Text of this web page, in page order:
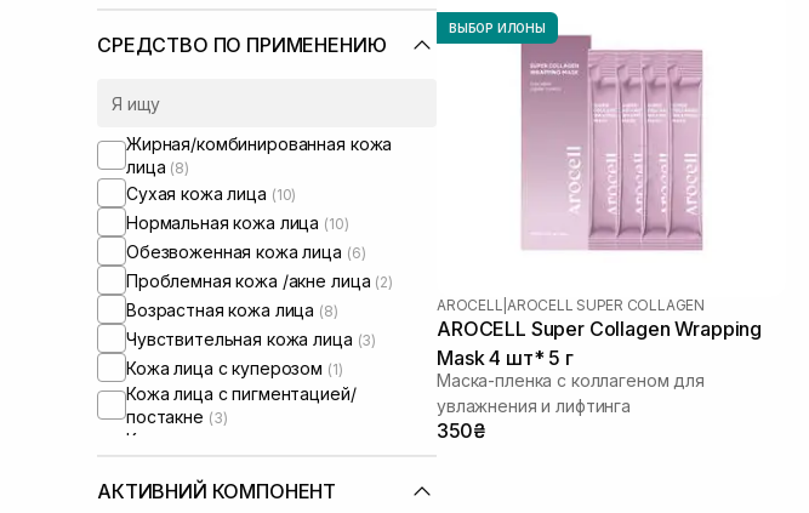
СРЕДСТВО ПО ПРИМЕНЕНИЮ
Жирная/комбинированная кожа
лица (8)
Сухая кожа лица (10)
Нормальная кожа лица (10)
Обезвоженная кожа лица (6)
Проблемная кожа /акне лица (2)
Возрастная кожа лица (8)
Чувствительная кожа лица (3)
Кожа лица с куперозом (1)
Кожа лица с пигментацией/
постакне (3)
Кожа лица с расширенными порами
Кожа лица с нарушенным
АКТИВНИЙ КОМПОНЕНТ
ВЫБОР ИЛОНЫ
AROCELL AROCELL SUPER COLLAGEN
AROCELL Super Collagen Wrapping
Mask 4 шт* 5 г
Маска-пленка с коллагеном для
увлажнения и лифтинга
350₴